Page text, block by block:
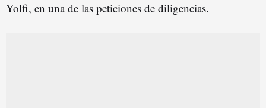
Yolfi, en una de las peticiones de diligencias.